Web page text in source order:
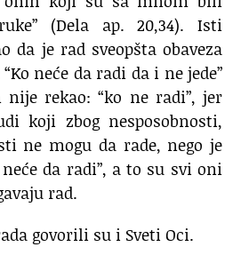
(Dela ap. 20,34). Isti
da je rad sveopšta obaveza
neće da radi da i ne jede”
nije rekao: “ko ne radi”, jer
koji zbog nesposobnosti,
ne mogu da rade, nego je
da radi”, a to su svi oni
rad.
govorili su i Sveti Oci.